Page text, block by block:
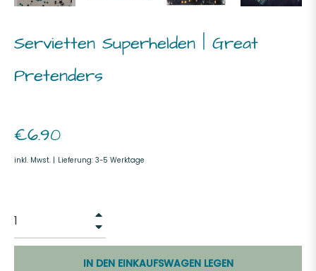
Servietten Superhelden | Great
Pretenders
Normaler
€6.90
inkl. Mwst. | Lieferung: 3-5 Werktage
IN DEN EINKAUFSWAGEN LEGEN